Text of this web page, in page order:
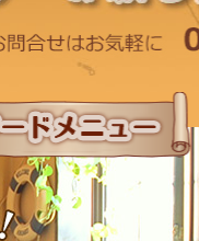
フードメニュー